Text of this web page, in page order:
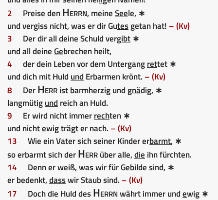
2
Preise denHerrn, meineSeele, ∗
und vergiss nicht, was er dir Gutesgetan hat! – (Kv)
3
Der dir all deine Schuld vergibt ∗
und all deineGebrechen heilt,
4
der dein Leben vor dem Untergangrettet ∗
und dich mit Huld und Erbarmen krönt. – (Kv)
8
DerHerrist barmherzig undgnädig, ∗
langmütigund reich an Huld.
9
Er wird nicht immerrechten ∗
und nichtewig trägt er nach. – (Kv)
13
Wie ein Vater sich seiner Kinder erbarmt, ∗
so erbarmt sich derHerrüber alle,die ihn fürchten.
14
Denn er weiß, was wir für Gebilde sind, ∗
er bedenkt,dasswir Staub sind. – (Kv)
17
Doch die Huld desHerrnwährt immer undewig ∗